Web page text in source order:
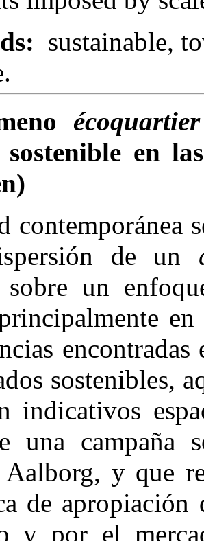
sustainable,
écoquartier
sostenible en
contemporánea
de un
sobre un
sostenibles,
indicativos
una campaña
y que
de apropiación
y por el